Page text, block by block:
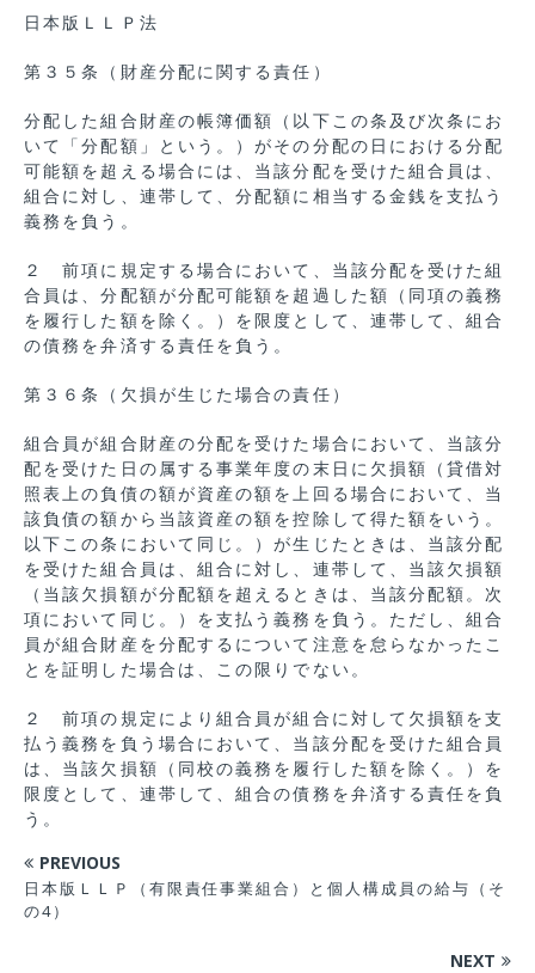
日本版ＬＬＰ法
第３５条（財産分配に関する責任）
分配した組合財産の帳簿価額（以下この条及び次条にお
いて「分配額」という。）がその分配の日における分配
可能額を超える場合には、当該分配を受けた組合員は、
組合に対し、連帯して、分配額に相当する金銭を支払う
義務を負う。
２ 前項に規定する場合において、当該分配を受けた組
合員は、分配額が分配可能額を超過した額（同項の義務
を履行した額を除く。）を限度として、連帯して、組合
の債務を弁済する責任を負う。
第３６条（欠損が生じた場合の責任）
組合員が組合財産の分配を受けた場合において、当該分
配を受けた日の属する事業年度の末日に欠損額（貸借対
照表上の負債の額が資産の額を上回る場合において、当
該負債の額から当該資産の額を控除して得た額をいう。
以下この条において同じ。）が生じたときは、当該分配
を受けた組合員は、組合に対し、連帯して、当該欠損額
（当該欠損額が分配額を超えるときは、当該分配額。次
項において同じ。）を支払う義務を負う。ただし、組合
員が組合財産を分配するについて注意を怠らなかったこ
とを証明した場合は、この限りでない。
２ 前項の規定により組合員が組合に対して欠損額を支
払う義務を負う場合において、当該分配を受けた組合員
は、当該欠損額（同校の義務を履行した額を除く。）を
限度として、連帯して、組合の債務を弁済する責任を負
う。
PREVIOUS
日本版ＬＬＰ（有限責任事業組合）と個人構成員の給与（そ
の4）
NEXT